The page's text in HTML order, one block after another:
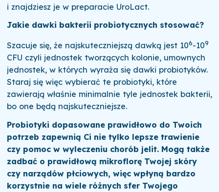
i znajdziesz je w preparacie UroLact.
Jakie dawki bakterii probiotycznych stosować?
Szacuje się, że najskuteczniejszą dawką jest 106-109
CFU czyli jednostek tworzących kolonie, umownych
jednostek, w których wyraża się dawki probiotyków.
Staraj się więc wybierać te probiotyki, które
zawierają właśnie minimalnie tyle jednostek bakterii,
bo one będą najskuteczniejsze.
Probiotyki dopasowane prawidłowo do Twoich
potrzeb zapewnią Ci nie tylko lepsze trawienie
czy pomoc w wyleczeniu chorób jelit. Mogą także
zadbać o prawidłową mikroflorę Twojej skóry
czy narządów płciowych, więc wpłyną bardzo
korzystnie na wiele różnych sfer Twojego